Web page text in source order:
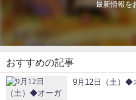
最新情報を
おすすめの記事
9月12日（土）◆